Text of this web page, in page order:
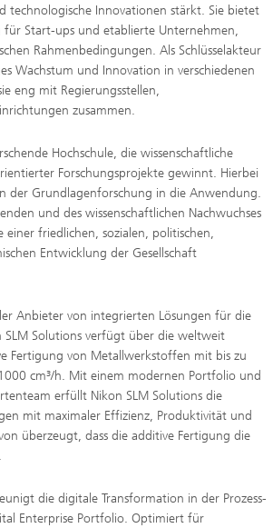
technologische Innovationen stärkt. Sie bietet
Start-ups und etablierte Unternehmen,
Rahmenbedingungen. Als Schlüsselakteur
Wachstum und Innovation in verschiedenen
eng mit Regierungsstellen,
zusammen.
Hochschule, die wissenschaftliche
Forschungsprojekte gewinnt. Hierbei
der Grundlagenforschung in die Anwendung.
und des wissenschaftlichen Nachwuchses
einer friedlichen, sozialen, politischen,
Entwicklung der Gesellschaft
Anbieter von integrierten Lösungen für die
Solutions verfügt über die weltweit
Fertigung von Metallwerkstoffen mit bis zu
cm³/h. Mit einem modernen Portfolio und
erfüllt Nikon SLM Solutions die
mit maximaler Effizienz, Produktivität und
überzeugt, dass die additive Fertigung die
die digitale Transformation in der Prozess-
Enterprise Portfolio. Optimiert für